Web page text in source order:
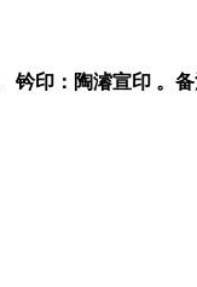
钤印：陶濬宣印 。